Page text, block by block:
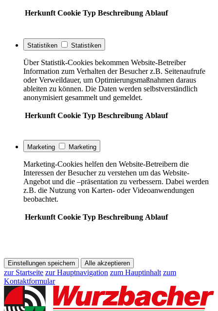
Herkunft Cookie Typ Beschreibung Ablauf
Statistiken Statistiken
Über Statistik-Cookies bekommen Website-Betreiber
Information zum Verhalten der Besucher z.B. Seitenaufrufe
oder Verweildauer, um Optimierungsmaßnahmen daraus
ableiten zu können. Die Daten werden selbstverständlich
anonymisiert gesammelt und gemeldet.
Herkunft Cookie Typ Beschreibung Ablauf
Marketing Marketing
Marketing-Cookies helfen den Website-Betreibern die
Interessen der Besucher zu verstehen um das Website-
Angebot und die –präsentation zu verbessern. Dabei werden
z.B. die Nutzung von Karten- oder Videoanwendungen
beobachtet.
Herkunft Cookie Typ Beschreibung Ablauf
Einstellungen speichern Alle akzeptieren
zur Startseite zur Hauptnavigation zum Hauptinhalt zum
Kontaktformular